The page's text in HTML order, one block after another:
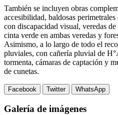
También se incluyen obras
accesibilidad, baldosas
con discapacidad visual, veredas
cinta verde en ambas veredas y
Asimismo, a lo largo de todo el
pluviales, con cañería pluvial de
tormenta, cámaras de captación y
de cunetas.
Facebook Twitter WhatsApp
Galería de imágenes